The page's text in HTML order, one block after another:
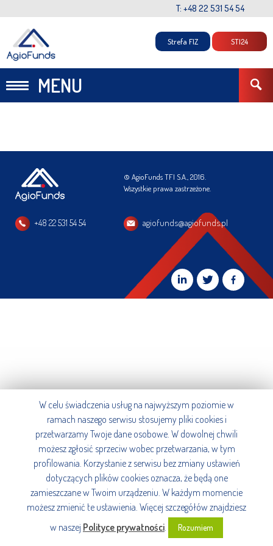
T: +48 22 531 54 54
MENU
Strefa FIZ STI24
© AgioFunds TFI S.A., 2016.
Wszystkie prawa zastrzeżone.
+48 22 531 54 54 agiofunds@agiofunds.pl
W celu świadczenia usług na najwyższym poziomie w
ramach naszego serwisu stosujemy pliki cookies i
przetwarzamy Twoje dane osobowe. W dowolnej chwili
możesz zgłosić sprzeciw wobec przetwarzania, w tym
profilowania. Korzystanie z serwisu bez zmiany ustawień
dotyczących plików cookies oznacza, że będą one
zamieszczane w Twoim urządzeniu. W każdym momencie
możesz zmienić te ustawienia. Więcej szczegółów znajdziesz
w naszej Polityce prywatności. Rozumiem